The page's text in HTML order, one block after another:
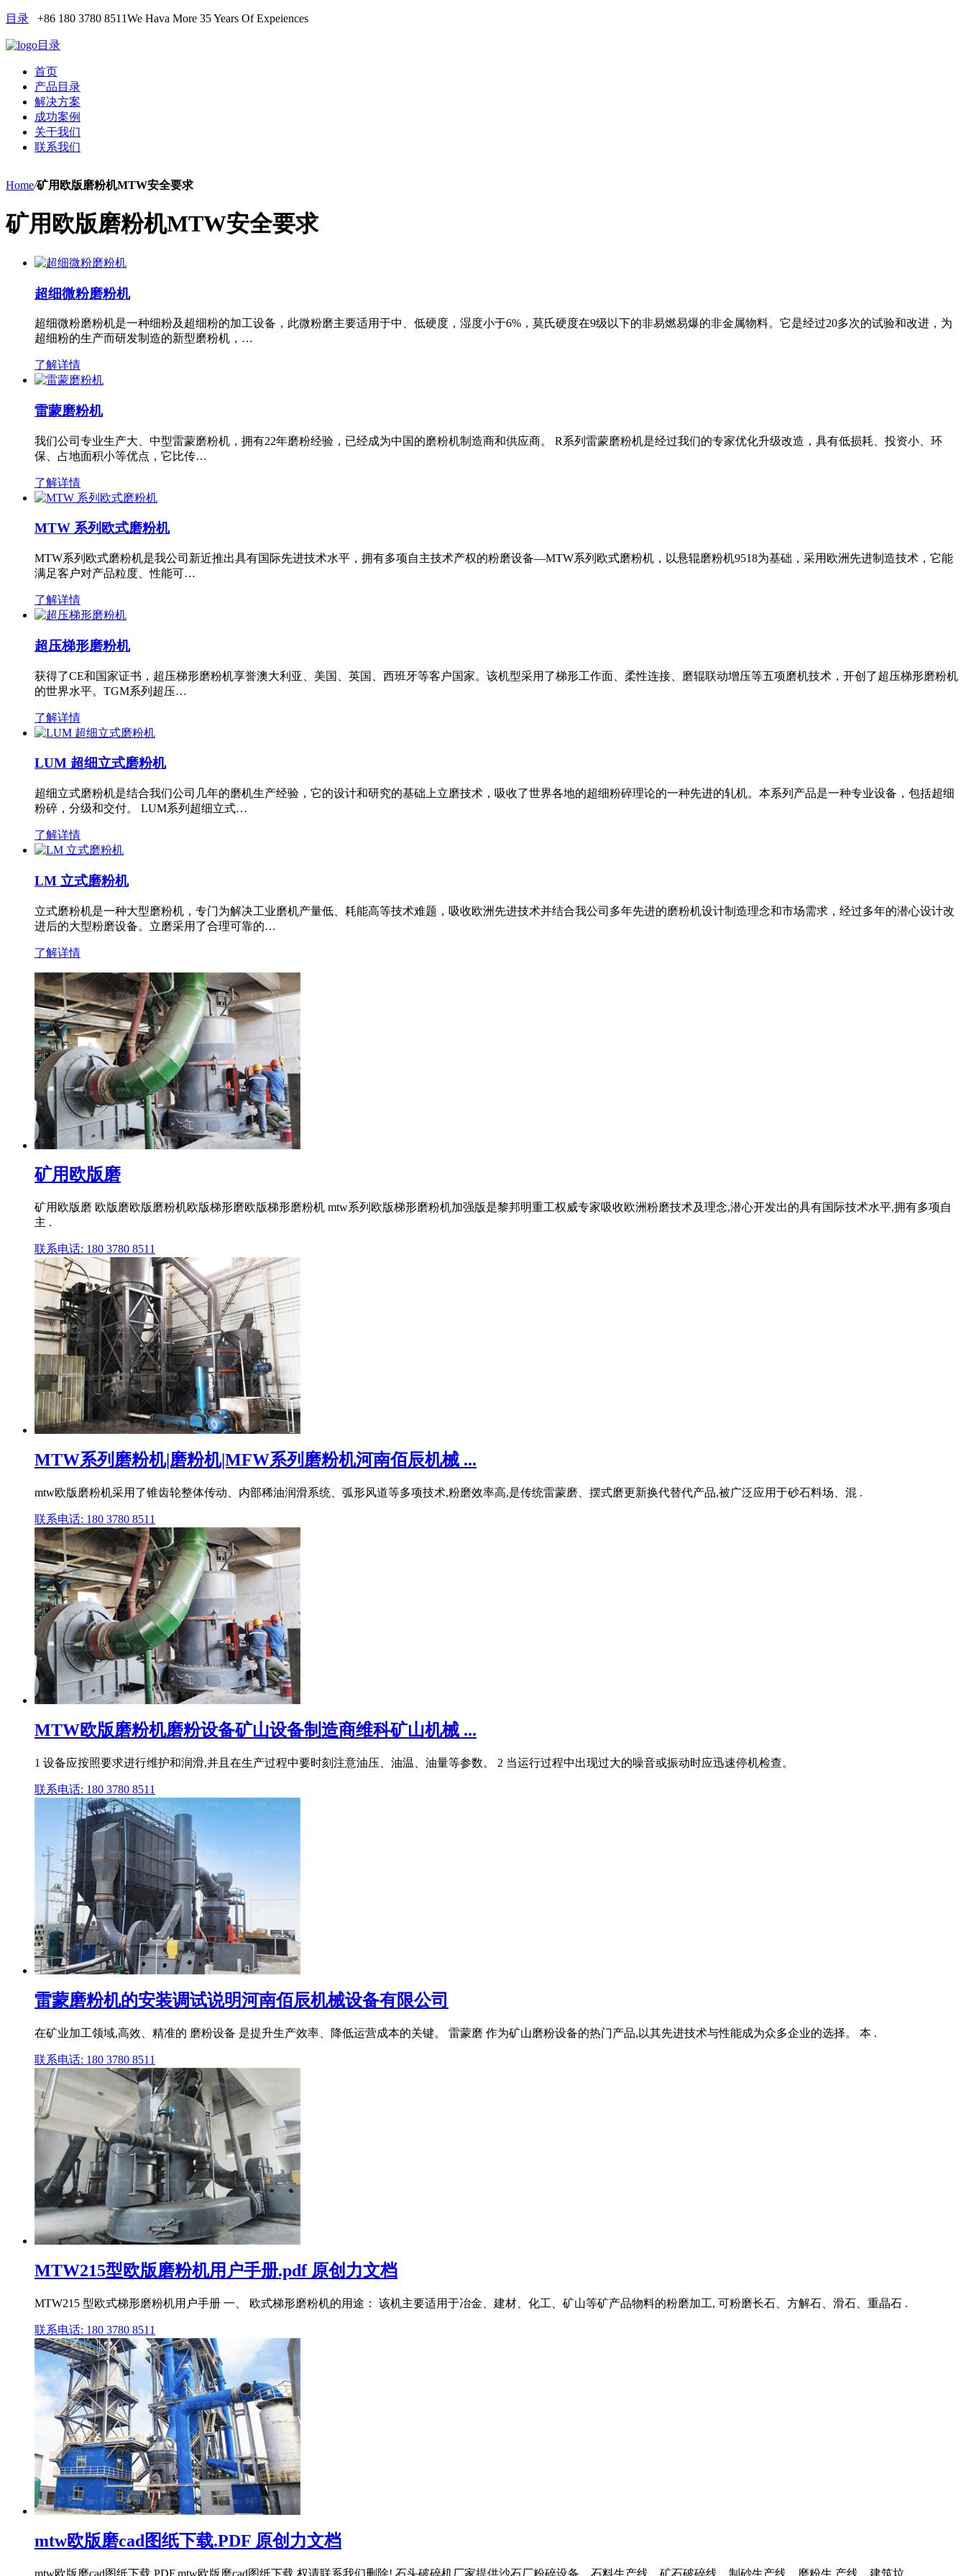
目录 +86 180 3780 8511We Hava More 35 Years Of Expeiences
目录
首页
产品目录
解决方案
成功案例
关于我们
联系我们
Home/矿用欧版磨粉机MTW安全要求
矿用欧版磨粉机MTW安全要求
超细微粉磨粉机
超细微粉磨粉机是一种细粉及超细粉的加工设备，此微粉磨主要适用于中、低硬度，湿度小于6%，莫氏硬度在9级以下的非易燃易爆的非金属物料。它是经过20多次的试验和改进，为
超细粉的生产而研发制造的新型磨粉机，…
了解详情
雷蒙磨粉机
我们公司专业生产大、中型雷蒙磨粉机，拥有22年磨粉经验，已经成为中国的磨粉机制造商和供应商。 R系列雷蒙磨粉机是经过我们的专家优化升级改造，具有低损耗、投资小、环
保、占地面积小等优点，它比传…
了解详情
MTW 系列欧式磨粉机
MTW系列欧式磨粉机是我公司新近推出具有国际先进技术水平，拥有多项自主技术产权的粉磨设备—MTW系列欧式磨粉机，以悬辊磨粉机9518为基础，采用欧洲先进制造技术，它能
满足客户对产品粒度、性能可…
了解详情
超压梯形磨粉机
获得了CE和国家证书，超压梯形磨粉机享誉澳大利亚、美国、英国、西班牙等客户国家。该机型采用了梯形工作面、柔性连接、磨辊联动增压等五项磨机技术，开创了超压梯形磨粉机
的世界水平。TGM系列超压…
了解详情
LUM 超细立式磨粉机
超细立式磨粉机是结合我们公司几年的磨机生产经验，它的设计和研究的基础上立磨技术，吸收了世界各地的超细粉碎理论的一种先进的轧机。本系列产品是一种专业设备，包括超细
粉碎，分级和交付。 LUM系列超细立式…
了解详情
LM 立式磨粉机
立式磨粉机是一种大型磨粉机，专门为解决工业磨机产量低、耗能高等技术难题，吸收欧洲先进技术并结合我公司多年先进的磨粉机设计制造理念和市场需求，经过多年的潜心设计改
进后的大型粉磨设备。立磨采用了合理可靠的…
了解详情
矿用欧版磨
矿用欧版磨 欧版磨欧版磨粉机欧版梯形磨欧版梯形磨粉机 mtw系列欧版梯形磨粉机加强版是黎邦明重工权威专家吸收欧洲粉磨技术及理念,潜心开发出的具有国际技术水平,拥有多项自
主 .
联系电话: 180 3780 8511
MTW系列磨粉机|磨粉机|MFW系列磨粉机河南佰辰机械 ...
mtw欧版磨粉机采用了锥齿轮整体传动、内部稀油润滑系统、弧形风道等多项技术,粉磨效率高,是传统雷蒙磨、摆式磨更新换代替代产品,被广泛应用于砂石料场、混 .
联系电话: 180 3780 8511
MTW欧版磨粉机磨粉设备矿山设备制造商维科矿山机械 ...
1 设备应按照要求进行维护和润滑,并且在生产过程中要时刻注意油压、油温、油量等参数。 2 当运行过程中出现过大的噪音或振动时应迅速停机检查。
联系电话: 180 3780 8511
雷蒙磨粉机的安装调试说明河南佰辰机械设备有限公司
在矿业加工领域,高效、精准的 磨粉设备 是提升生产效率、降低运营成本的关键。 雷蒙磨 作为矿山磨粉设备的热门产品,以其先进技术与性能成为众多企业的选择。 本 .
联系电话: 180 3780 8511
MTW215型欧版磨粉机用户手册.pdf 原创力文档
MTW215 型欧式梯形磨粉机用户手册 一、 欧式梯形磨粉机的用途： 该机主要适用于冶金、建材、化工、矿山等矿产品物料的粉磨加工, 可粉磨长石、方解石、滑石、重晶石 .
联系电话: 180 3780 8511
mtw欧版磨cad图纸下载.PDF 原创力文档
mtw欧版磨cad图纸下载.PDF,mtw欧版磨cad图纸下载 权请联系我们删除! 石头破碎机厂家提供沙石厂粉碎设备、石料生产线、矿石破碎线、制砂生产线、磨粉生 产线、建筑垃 .